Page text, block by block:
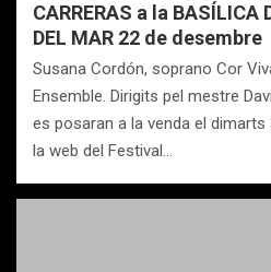
CARRERAS a la BASÍLICA
DEL MAR 22 de desembre
Susana Cordón, soprano Cor
Ensemble. Dirigits pel mestre
es posaran a la venda el dimarts
la web del Festival…